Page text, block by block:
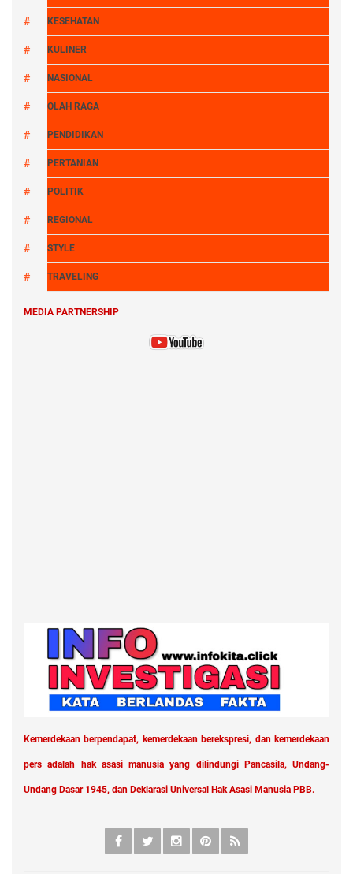
KESEHATAN
KULINER
NASIONAL
OLAH RAGA
PENDIDIKAN
PERTANIAN
POLITIK
REGIONAL
STYLE
TRAVELING
MEDIA PARTNERSHIP
Kemerdekaan berpendapat, kemerdekaan berekspresi, dan kemerdekaan
pers adalah hak asasi manusia yang dilindungi Pancasila, Undang-
Undang Dasar 1945, dan Deklarasi Universal Hak Asasi Manusia PBB.